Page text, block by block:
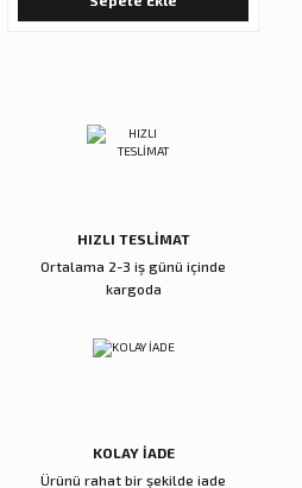
HIZLI TESLİMAT
Ortalama 2-3 iş günü içinde
kargoda
KOLAY İADE
Ürünü rahat bir şekilde iade